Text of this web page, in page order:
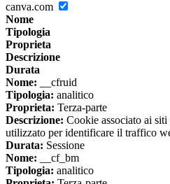
canva.com
Nome
Tipologia
Proprieta
Descrizione
Durata
Nome: __cfruid
Tipologia: analitico
Proprieta: Terza-parte
Descrizione: Cookie associato ai
utilizzato per identificare il traffico
Durata: Sessione
Nome: __cf_bm
Tipologia: analitico